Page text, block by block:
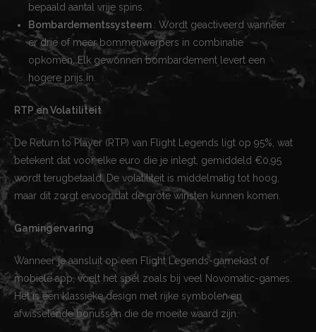
bepaald aantal vrije spins.
Bombardementssysteem : Wordt geactiveerd wanneer
er drie of meer bommenwerpers in combinatie
opkomen. Elk gewonnen bombardement levert een
hogere prijs in.
RTP en Volatiliteit
De Return to Player (RTP) van Flight Legends ligt op 95%, wat
betekent dat voor elke euro die je inlegt, gemiddeld €0,95
wordt terugbetaald. De volatiliteit is middelmatig tot hoog,
maar dit zorgt ervoor dat de grote winsten kunnen komen.
Gamingervaring
Wanneer je aansluit op een Flight Legends-gamekast of
mobiele app, voelt het spel zoals bij veel Novomatic-games.
Het is een klassieke design met rijke symbolen en
afwisselende bonussen die de moeite waard zijn.